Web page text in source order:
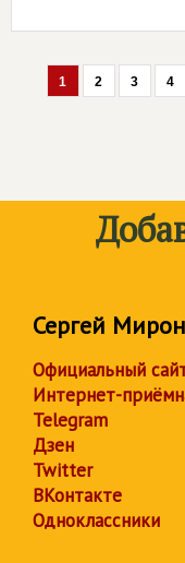
1 2 3 4
Сергей
Официальный
Интернет-
Telegram
Дзен
Twitter
ВКонтакте
Одноклассники